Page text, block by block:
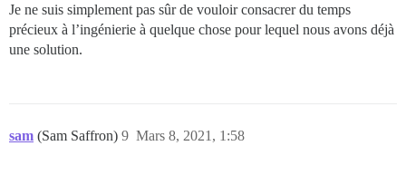
Je ne suis simplement pas sûr de vouloir consacrer du temps
précieux à l’ingénierie à quelque chose pour lequel nous avons déjà
une solution.
sam (Sam Saffron) Mars 8, 2021, 1:58
9